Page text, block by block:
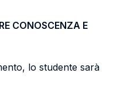
CONOSCENZA E
lo studente sarà